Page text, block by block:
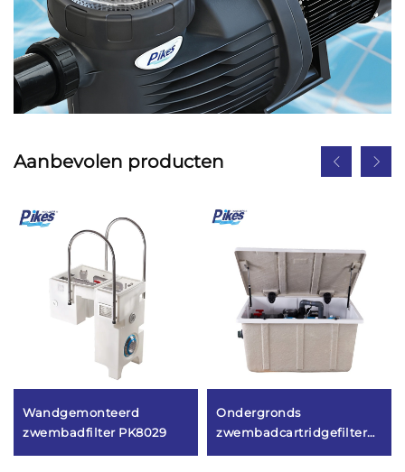
Aanbevolen producten
Wandgemonteerd
zwembadfilter PK8029
Ondergronds
zwembadcartridgefilter